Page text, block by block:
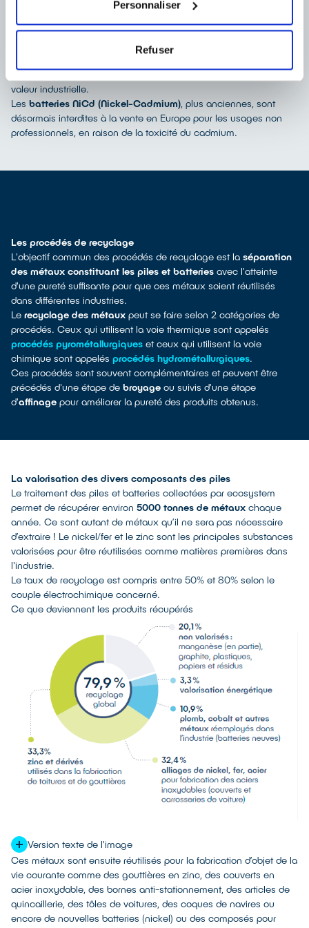
Personnaliser
Refuser
Les batteries rechargeables NiMH et NiCd
batteries NiMH (Nickel Métal Hydrure)
et permettent de récupérer nickel et cobalt, deux métaux à forte
valeur industrielle.
Les batteries NiCd (Nickel-Cadmium) , plus anciennes, sont
désormais interdites à la vente en Europe pour les usages non
professionnels, en raison de la toxicité du cadmium.
Les procédés de recyclage
L'objectif commun des procédés de recyclage est la séparation
des métaux constituant les piles et batteries avec l'atteinte
d'une pureté suffisante pour que ces métaux soient réutilisés
dans différentes industries.
Le recyclage des métaux peut se faire selon 2 catégories de
procédés. Ceux qui utilisent la voie thermique sont appelés
procédés pyrométallurgiques et ceux qui utilisent la voie
chimique sont appelés procédés hydrométallurgiques.
Ces procédés sont souvent complémentaires et peuvent être
précédés d'une étape de broyage ou suivis d'une étape
d'affinage pour améliorer la pureté des produits obtenus.
La valorisation des divers composants des piles
Le traitement des piles et batteries collectées par ecosystem
permet de récupérer environ 5000 tonnes de métaux chaque
année. Ce sont autant de métaux qu’il ne sera pas nécessaire
d’extraire ! Le nickel/fer et le zinc sont les principales substances
valorisées pour être réutilisées comme matières premières dans
l'industrie.
Le taux de recyclage est compris entre 50% et 80% selon le
couple électrochimique concerné.
Ce que deviennent les produits récupérés
Version texte de l'image
33,3% Zinc et dérivés
32,4% alliages de nickel, fer, acier
10,9% plomb, cobalt et autres métaux
Ces métaux sont ensuite réutilisés pour la fabrication d’objet de la
vie courante comme des gouttières en zinc, des couverts en
acier inoxydable, des bornes anti-stationnement, des articles de
quincaillerie, des tôles de voitures, des coques de navires ou
encore de nouvelles batteries (nickel) ou des composés pour